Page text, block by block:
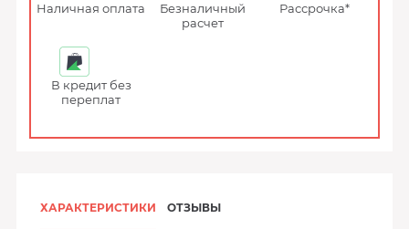
Наличная оплата
Безналичный
расчет
Рассрочка*
В кредит без
переплат
ХАРАКТЕРИСТИКИ ОТЗЫВЫ